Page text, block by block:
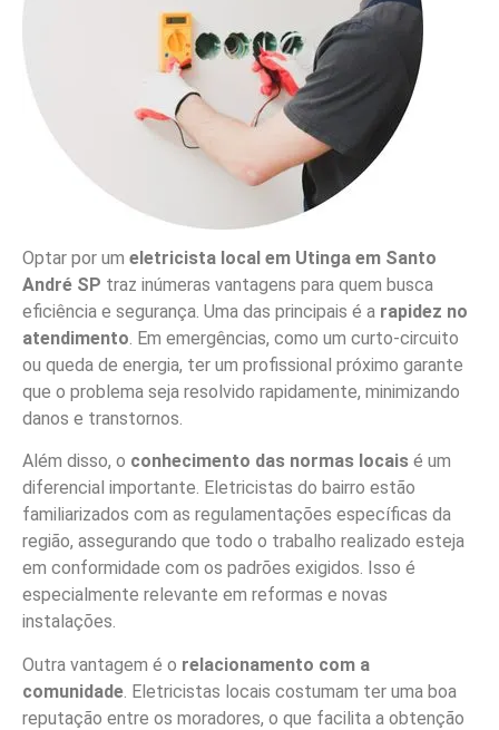
Optar por um eletricista local em Utinga em Santo
André SP traz inúmeras vantagens para quem busca
eficiência e segurança. Uma das principais é a rapidez no
atendimento. Em emergências, como um curto-circuito
ou queda de energia, ter um profissional próximo garante
que o problema seja resolvido rapidamente, minimizando
danos e transtornos.
Além disso, o conhecimento das normas locais é um
diferencial importante. Eletricistas do bairro estão
familiarizados com as regulamentações específicas da
região, assegurando que todo o trabalho realizado esteja
em conformidade com os padrões exigidos. Isso é
especialmente relevante em reformas e novas
instalações.
Outra vantagem é o relacionamento com a
comunidade. Eletricistas locais costumam ter uma boa
reputação entre os moradores, o que facilita a obtenção